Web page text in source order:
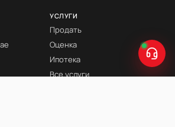
УСЛУГИ
Продать
Оценка
Ипотека
Все услуги